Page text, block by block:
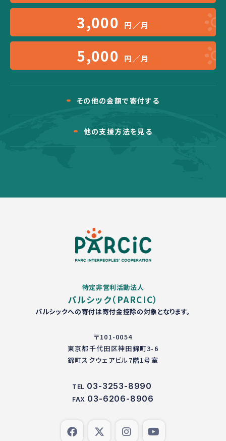
3,000 円／月
5,000 円／月
その他の金額で寄付する
他の支援方法を見る
特定非営利活動法人
パルシック（PARCIC）
パルシックへの寄付は寄付金控除の対象となります。
〒101-0054
東京都千代田区神田錦町3-6
錦町スクウェアビル7階1号室
TEL 03-3253-8990
FAX 03-6206-8906